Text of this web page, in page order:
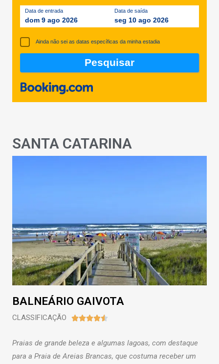
Data de entrada
dom 9 ago 2026
Data de saída
seg 10 ago 2026
Ainda não sei as datas específicas da minha estadia
SANTA CATARINA
BALNEÁRIO GAIVOTA
CLASSIFICAÇÃO 
Praias de grande beleza e algumas lagoas, com destaque
para a Praia de Areias Brancas, que costuma receber um